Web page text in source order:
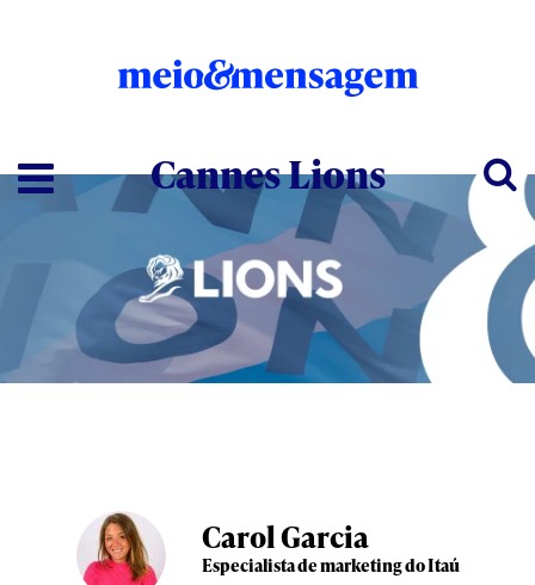
Cannes Lions
Carol Garcia
Especialista de marketing do Itaú